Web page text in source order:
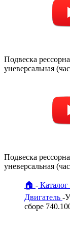
Подвеска
уневерсальная
Подвеска
уневерсальная
🏠 Каталог
Двигатель
сборе